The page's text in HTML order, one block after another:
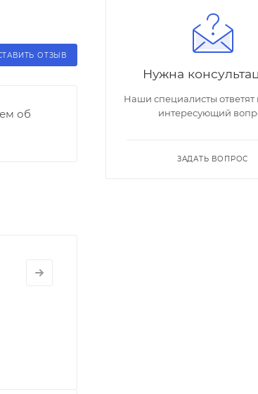
ОТЗЫВ
об
Нужна
Наши специалисты
интересующий
ЗАДАТЬ ВОПРОС